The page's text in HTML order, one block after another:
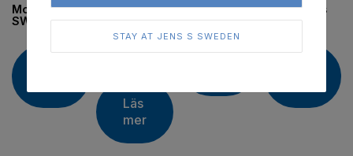
Motovario
SW
Dertec Raka
FRC
Läs
mer
Motovario B
Läs
Innomotics
SG K/B
STAY AT JENS S SWEDEN